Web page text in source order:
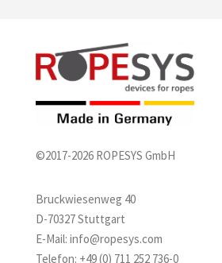
©2017-2026 ROPESYS GmbH
Bruckwiesenweg 40
D-70327 Stuttgart
E-Mail: info@ropesys.com
Telefon: +49 (0) 711 252 736-0